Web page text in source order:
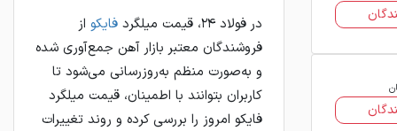
در فولاد ۲۴، قیمت میلگرد
فایکو از
فروشندگان معتبر بازار آهن جمع‌آوری شده
و به‌صورت منظم به‌روزرسانی می‌شود تا
کاربران بتوانند با اطمینان، قیمت میلگرد
فایکو امروز را بررسی کرده و روند تغییرات